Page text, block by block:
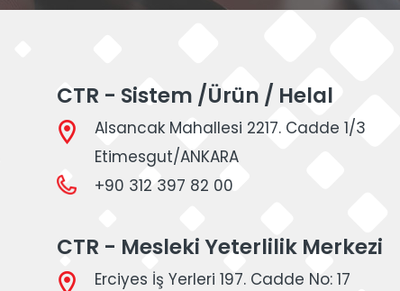
CTR - Sistem /Ürün / Helal
Alsancak Mahallesi 2217. Cadde 1/3
Etimesgut/ANKARA
+90 312 397 82 00
CTR - Mesleki Yeterlilik Merkezi
Erciyes İş Yerleri 197. Cadde No: 17